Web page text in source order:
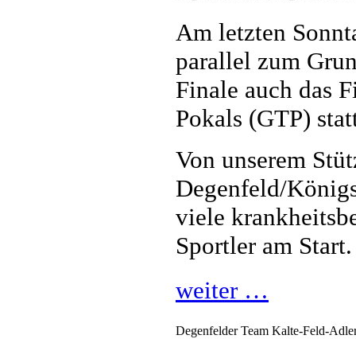
Am letzten
parallel zum
Finale auch das
Pokals (GTP)
Von unserem
Degenfeld/
viele
Sportler am Start.
weiter …
Degenfelder Team Kalte-Feld-